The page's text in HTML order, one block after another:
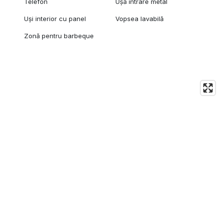
Uși interior cu panel Vopsea lavabilă
Zonă pentru barbeque